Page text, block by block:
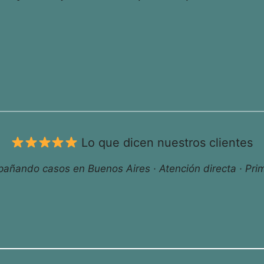
Lo que dicen nuestros clientes
casos en Buenos Aires · Atención directa ·